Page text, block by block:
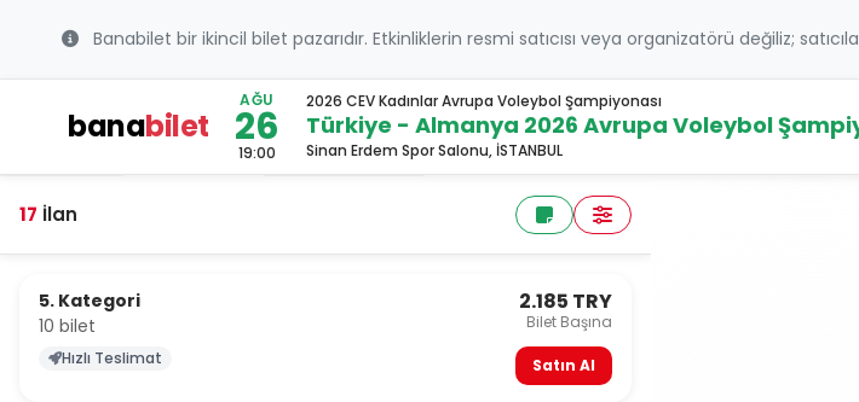
Banabilet bir ikincil bilet pazarıdır. Etkinliklerin resmi satıcısı veya organizatörü değiliz;
banabilet
AĞU
26
19:00
2026 CEV Kadınlar Avrupa Voleybol Şampiyonası
Türkiye - Almanya 2026 Avrupa Voleybol
Sinan Erdem Spor Salonu, İSTANBUL
17 İlan
5. Kategori
10 bilet
2.185 TRY
Bilet Başına
Hızlı Teslimat
Satın Al